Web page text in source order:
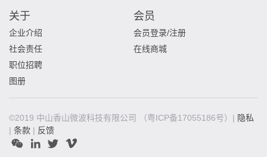
关于
企业介绍
社会责任
职位招聘
图册
会员
会员登录/注册
在线商城
©2019 中山香山微波科技有限公司 （粤ICP备17055186号）| 隐私
| 条款 | 反馈